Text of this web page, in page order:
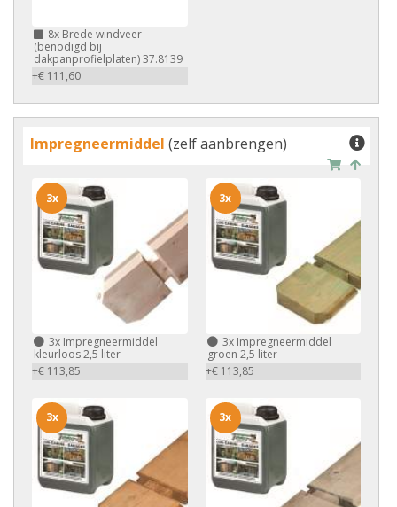
8x Brede windveer
(benodigd bij
dakpanprofielplaten) 37.8139
+€ 111,60
Impregneermiddel (zelf aanbrengen)
3x Impregneermiddel
kleurloos 2,5 liter
+€ 113,85
3x
3xImpregneermiddel
groen 2,5 liter
+€ 113,85
3x
3x 3x